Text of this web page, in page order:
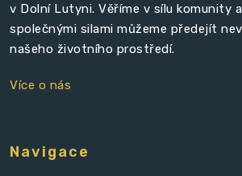
v Dolní Lutyni. Věříme v sílu komunity
společnými silami můžeme předejít
našeho životního prostředí.
Více o nás
Navigace